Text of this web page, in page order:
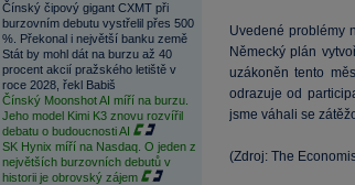
Čínský čipový gigant CXMT při
burzovním debutu vystřelil přes 500
%. Překonal i největší banku země
Stát by mohl dát na burzu až 40
procent akcií pražského letiště v
roce 2028, řekl Babiš
Čínský Moonshot AI míří na burzu.
Jeho model Kimi K3 znovu rozvířil
debatu o budoucnosti AI
SK Hynix míří na Nasdaq. O jeden z
největších burzovních debutů v
historii je obrovský zájem
Uvedené problémy
Německý plán
uzákoněn tento
odrazuje od
jsme váhali se
(Zdroj: The